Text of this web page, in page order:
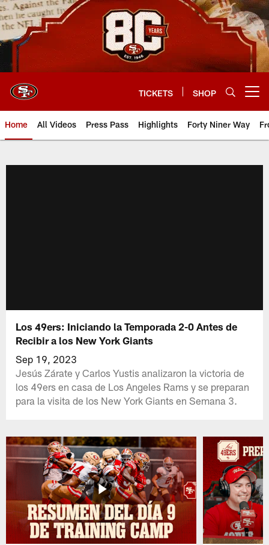
Skip
to
main
content
TICKETS SHOP
Home All Videos Press Pass Highlights Forty Niner Way
Los 49ers: Iniciando la Temporada 2-0 Antes de
Recibir a los New York Giants
Sep 19, 2023
Jesús Zárate y Carlos Yustis analizaron la victoria de
los 49ers en casa de Los Angeles Rams y se preparan
para la visita de los New York Giants en Semana 3.